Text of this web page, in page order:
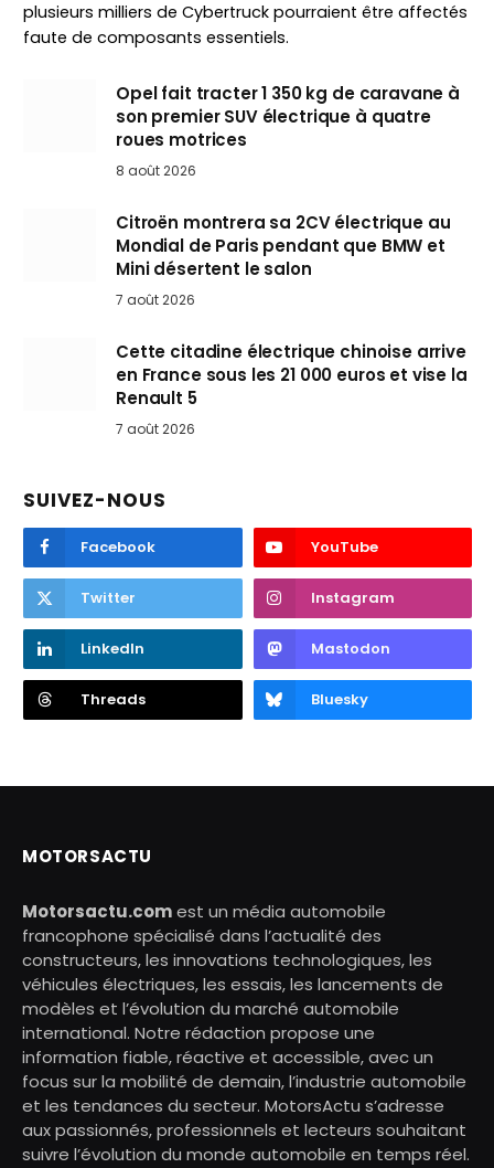
plusieurs milliers de Cybertruck pourraient être affectés
faute de composants essentiels.
Opel fait tracter 1 350 kg de caravane à
son premier SUV électrique à quatre
roues motrices
8 août 2026
Citroën montrera sa 2CV électrique au
Mondial de Paris pendant que BMW et
Mini désertent le salon
7 août 2026
Cette citadine électrique chinoise arrive
en France sous les 21 000 euros et vise la
Renault 5
7 août 2026
SUIVEZ-NOUS
Facebook YouTube
Twitter Instagram
LinkedIn Mastodon
Threads Bluesky
MOTORSACTU
Motorsactu.comest un média automobile
francophone spécialisé dans l’actualité des
constructeurs, les innovations technologiques, les
véhicules électriques, les essais, les lancements de
modèles et l’évolution du marché automobile
international. Notre rédaction propose une
information fiable, réactive et accessible, avec un
focus sur la mobilité de demain, l’industrie automobile
et les tendances du secteur. MotorsActu s’adresse
aux passionnés, professionnels et lecteurs souhaitant
suivre l’évolution du monde automobile en temps réel.